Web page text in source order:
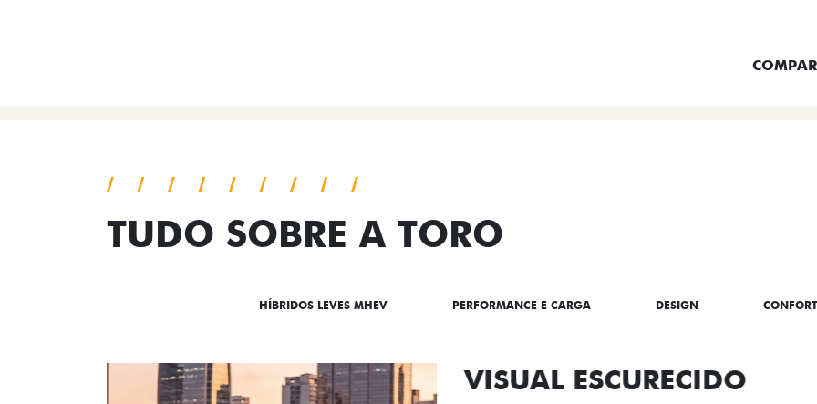
TUDO SOBRE A TORO
HÍBRIDOS LEVES MHEV PERFORMANCE E CARGA DESIGN
ADESIVOS